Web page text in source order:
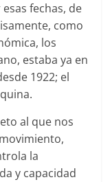
fechas, de
como
los
estaba ya en
1922; el
al que nos
la
y capacidad